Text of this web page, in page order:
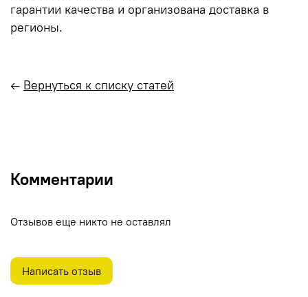
гарантии качества и организована доставка в
регионы.
← Вернуться к списку статей
Комментарии
Отзывов еще никто не оставлял
Написать отзыв